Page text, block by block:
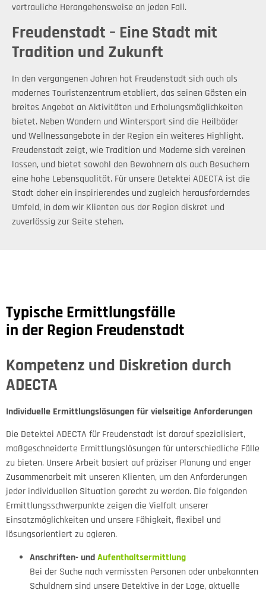
vertrauliche Herangehensweise an jeden Fall.
Freudenstadt – Eine Stadt mit
Tradition und Zukunft
In den vergangenen Jahren hat Freudenstadt sich auch als
modernes Touristenzentrum etabliert, das seinen Gästen ein
breites Angebot an Aktivitäten und Erholungsmöglichkeiten
bietet. Neben Wandern und Wintersport sind die Heilbäder
und Wellnessangebote in der Region ein weiteres Highlight.
Freudenstadt zeigt, wie Tradition und Moderne sich vereinen
lassen, und bietet sowohl den Bewohnern als auch Besuchern
eine hohe Lebensqualität. Für unsere Detektei ADECTA ist die
Stadt daher ein inspirierendes und zugleich herausforderndes
Umfeld, in dem wir Klienten aus der Region diskret und
zuverlässig zur Seite stehen.
Typische Ermittlungsfälle
in der Region Freudenstadt
Kompetenz und Diskretion durch
ADECTA
Individuelle Ermittlungslösungen für vielseitige Anforderungen
Die Detektei ADECTA für Freudenstadt ist darauf spezialisiert,
maßgeschneiderte Ermittlungslösungen für unterschiedliche Fälle
zu bieten. Unsere Arbeit basiert auf präziser Planung und enger
Zusammenarbeit mit unseren Klienten, um den Anforderungen
jeder individuellen Situation gerecht zu werden. Die folgenden
Ermittlungsschwerpunkte zeigen die Vielfalt unserer
Einsatzmöglichkeiten und unsere Fähigkeit, flexibel und
lösungsorientiert zu agieren.
Anschriften- undAufenthaltsermittlung
Bei der Suche nach vermissten Personen oder unbekannten
Schuldnern sind unsere Detektive in der Lage, aktuelle